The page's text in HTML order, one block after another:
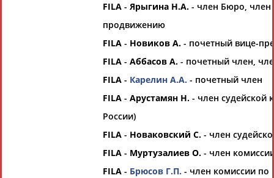
Если вы решили разместить информацию о
хорошо известной вам спортивной
организации или обнаружили какую-либо
ошибку в уже опубликованных данных и
хотите ее исправить, пожалуйста, вы можете
это сделать самостоятельно
2 организаций
100 последних изменений
FILA - Ярыгина Н.А. - член Бюро, член
продвижению
FILA - Новиков А. - почетный вице-
FILA - Аббасов А. - почетный член,
FILA - Карелин А.А. - почетный член
FILA - Арустамян Н. - член судейской
России)
FILA - Новаковский С. - член
FILA - Муртузалиев О. - член
FILA - Брюсов Г.П. - член комиссии